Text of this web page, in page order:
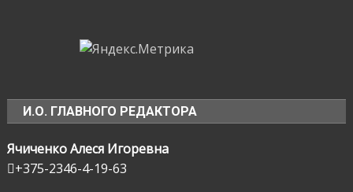
И.О. ГЛАВНОГО РЕДАКТОРА
Ячиченко Алеся Игоревна
+375-2346-4-19-63